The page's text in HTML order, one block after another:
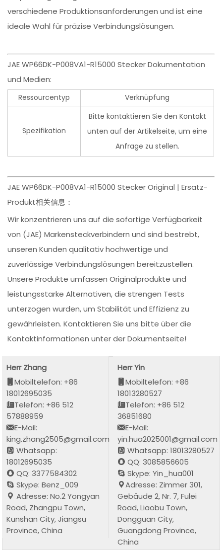
verschiedene Produktionsanforderungen und ist eine
ideale Wahl für präzise Verbindungslösungen.
JAE WP66DK-P008VA1-R15000 Stecker Dokumentation
und Medien:
Ressourcentyp Verknüpfung
Spezifikation
Bitte kontaktieren Sie den Kontakt
unten auf der Artikelseite, um eine
Anfrage zu stellen.
JAE WP66DK-P008VA1-R15000 Stecker Original | Ersatz-
Produkt相关信息：
Wir konzentrieren uns auf die sofortige Verfügbarkeit
von (JAE) Markensteckverbindern und sind bestrebt,
unseren Kunden qualitativ hochwertige und
zuverlässige Verbindungslösungen bereitzustellen.
Unsere Produkte umfassen Originalprodukte und
leistungsstarke Alternativen, die strengen Tests
unterzogen wurden, um Stabilität und Effizienz zu
gewährleisten. Kontaktieren Sie uns bitte über die
Kontaktinformationen unter der Dokumentseite!
Herr Zhang
Mobiltelefon: +86
18012695035
Telefon: +86 512
57888959
E-Mail:
king.zhang2505@gmail.com
Whatsapp:
18012695035
QQ: 3377584302
Skype: Benz_009
Adresse: No.2 Yongyan
Road, Zhangpu Town,
Kunshan City, Jiangsu
Province, China
Herr Yin
Mobiltelefon: +86
18013280527
Telefon: +86 512
36851680
E-Mail:
yin.hua2025001@gmail.com
Whatsapp: 18013280527
QQ: 3085856605
Skype: Yin_hua001
Adresse: Zimmer 301,
Gebäude 2, Nr. 7, Fulei
Road, Liaobu Town,
Dongguan City,
Guangdong Province,
China